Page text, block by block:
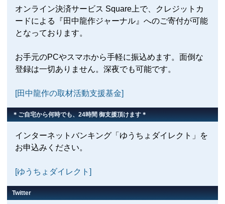
オンライン決済サービス Square上で、クレジットカ
ードによる『田中龍作ジャーナル』へのご寄付が可能
となっております。
お手元のPCやスマホから手軽に振込めます。面倒な
登録は一切ありません。深夜でも可能です。
[田中龍作の取材活動支援基金]
＊ご自宅から何時でも、24時間 御支援頂けます＊
インターネットバンキング「ゆうちょダイレクト」を
お申込みください。
[ゆうちょダイレクト]
Twitter